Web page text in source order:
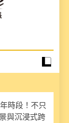
時段！不只
與沉浸式跨